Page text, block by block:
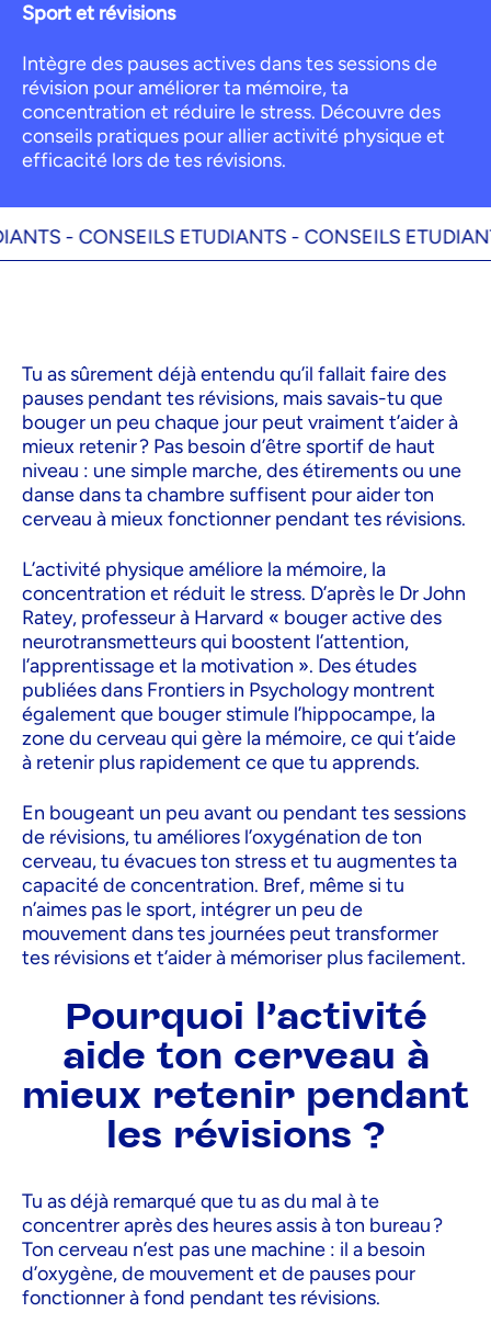
Sport et révisions
Intègre des pauses actives dans tes sessions de
révision pour améliorer ta mémoire, ta
concentration et réduire le stress. Découvre des
conseils pratiques pour allier activité physique et
efficacité lors de tes révisions.
-CONSEILS ETUDIANTS -CONSEILS ETUDIANTS -
Tu as sûrement déjà entendu qu’il fallait faire des
pauses pendant tes révisions, mais savais-tu que
bouger un peu chaque jour peut vraiment t’aider à
mieux retenir ? Pas besoin d’être sportif de haut
niveau : une simple marche, des étirements ou une
danse dans ta chambre suffisent pour aider ton
cerveau à mieux fonctionner pendant tes révisions.
L’activité physique améliore la mémoire, la
concentration et réduit le stress. D’après le Dr John
Ratey, professeur à Harvard « bouger active des
neurotransmetteurs qui boostent l’attention,
l’apprentissage et la motivation ». Des études
publiées dans Frontiers in Psychology montrent
également que bouger stimule l’hippocampe, la
zone du cerveau qui gère la mémoire, ce qui t’aide
à retenir plus rapidement ce que tu apprends.
En bougeant un peu avant ou pendant tes sessions
de révisions, tu améliores l’oxygénation de ton
cerveau, tu évacues ton stress et tu augmentes ta
capacité de concentration. Bref, même si tu
n’aimes pas le sport, intégrer un peu de
mouvement dans tes journées peut transformer
tes révisions et t’aider à mémoriser plus facilement.
Pourquoi l’activité
aide ton cerveau à
mieux retenir pendant
les révisions ?
Tu as déjà remarqué que tu as du mal à te
concentrer après des heures assis à ton bureau ?
Ton cerveau n’est pas une machine : il a besoin
d’oxygène, de mouvement et de pauses pour
fonctionner à fond pendant tes révisions.